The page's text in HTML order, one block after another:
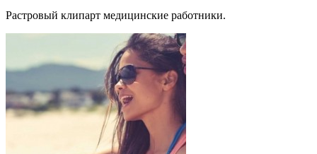
Растровый клипарт медицинские работники.